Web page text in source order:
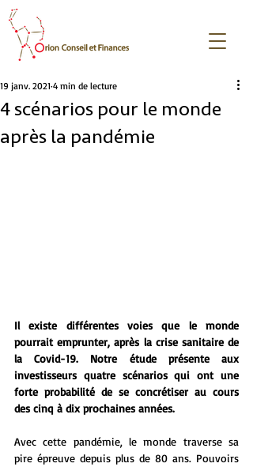
4 scénarios pour le monde
après la pandémie
19 janv. 2021 4 min de lecture
Il existe différentes voies que le monde
pourrait emprunter, après la crise sanitaire de
la Covid-19. Notre étude présente aux
investisseurs quatre scénarios qui ont une
forte probabilité de se concrétiser au cours
des cinq à dix prochaines années.
Avec cette pandémie, le monde traverse sa
pire épreuve depuis plus de 80 ans. Pouvoirs